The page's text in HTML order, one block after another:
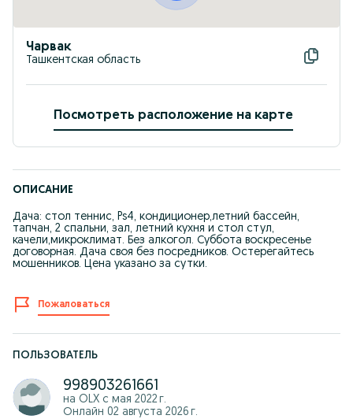
Чарвак
Ташкентская область
Посмотреть расположение на карте
ОПИСАНИЕ
Дача: стол теннис, Ps4, кондиционер,летний бассейн,
тапчан, 2 спальни, зал, летний кухня и стол стул,
качели,микроклимат. Без алкогол. Суббота воскресенье
договорная. Дача своя без посредников. Остерегайтесь
мошенников. Цена указано за сутки.
Пожаловаться
ПОЛЬЗОВАТЕЛЬ
998903261661
на OLX с мая 2022 г.
Онлайн 02 августа 2026 г.